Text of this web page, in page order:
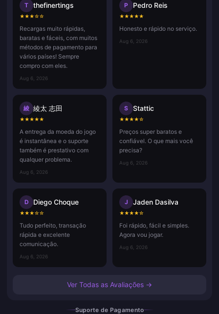
T thefinertings
★★★☆☆
Recargas muito rápidas,
baratas e fáceis, com muitos
métodos de pagamento para
vários países! Sempre
compro com eles.
Aug 6, 2026
P Pedro Reis
★★★★★
Honesto e rápido no serviço.
Aug 6, 2026
綾 綾太 志田
★★★★★
A entrega da moeda do jogo
é instantânea e o suporte
também é prestativo com
qualquer problema.
Aug 6, 2026
S Stattic
★★★★☆
Preços super baratos e
confiável. O que mais você
precisa?
Aug 6, 2026
D Diego Choque
★★★☆☆
Tudo perfeito, transação
rápida e excelente
comunicação.
Aug 6, 2026
J Jaden Dasilva
★★★★☆
Foi rápido, fácil e simples.
Agora vou jogar.
Aug 6, 2026
Ver Todas as Avaliações →
Suporte de Pagamento